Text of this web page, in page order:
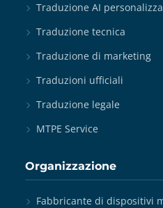
Traduzione AI
Traduzione tecnica
Traduzione di marketing
Traduzioni ufficiali
Traduzione legale
MTPE Service
Organizzazione
Fabbricante di dispositivi